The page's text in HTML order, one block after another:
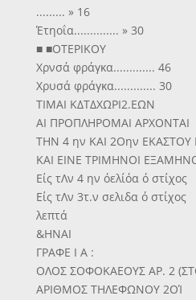
......... » 16
Έτηοΐα.............. » 30
■ ■ΟΤΕΡΙΚΟΥ
Χρνσά φράγκα............. 46
Χρυσά φράγκα............. 30
ΤΙΜΑΙ ΚΔΤΔΧΩΡΙ2.ΕΩΝ
ΑΙ ΠΡΟΠΛΗΡΟΜΑΙ ΑΡΧΟΝΤΑΙ
ΤΗΝ 4 ην ΚΑΙ 2Οην
ΚΑΙ ΕΙΝΕ ΤΡΙΜΗΝΟΙ
Είς τΛν 4 ην όελίόα ό στίχος
Είς τΛν 3τ.ν σελιδα ό στίχος
λεπτά
&ΗΝΑΙ
ΓΡΑΦΕ Ι Α :
ΟΛΟΣ ΣΟΦΟΚΑΕΟΥΣ ΑΡ. 2
ΑΡΙΘΜΟΣ ΤΗΛΕΦΩΝΟΥ 2ΟΊ